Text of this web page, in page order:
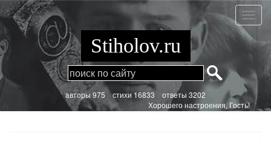
Перейти
к
основному
содержанию
Будь
со
мной
Stiholov.ru
aвторы 975стихи 16833 ответы 3202
Хорошего настроения, Гость!